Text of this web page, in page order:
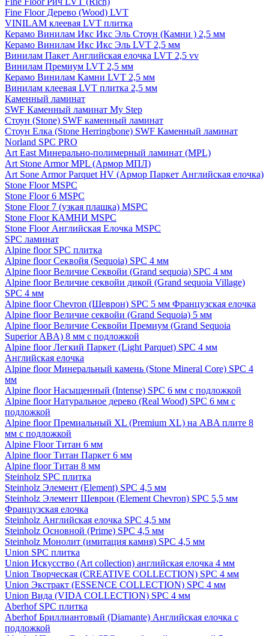
Fine Floor Дерево (Wood) LVT
VINILAM клеевая LVT плитка
Керамо Винилам Икс Икс Эль Стоун (Камни ) 2,5 мм
Керамо Винилам Икс Икс Эль LVT 2,5 мм
Винилам Пакет Английская елочка LVT 2,5 vv
Винилам Премиум LVT 2,5 мм
Керамо Винилам Камни LVT 2,5 мм
Винилам клеевая LVT плитка 2,5 мм
Каменный ламинат
SWF Каменный ламинат My Step
Стоун (Stone) SWF каменный ламинат
Стоун Елка (Stone Herringbone) SWF Каменный ламинат
Norland SPC PRO
Art East Минерально-полимерный ламинат (MPL)
Art Stone Armor MPL (Армор МПЛ)
Art Sone Armor Parquet HV (Армор Паркет Английская елочка)
Stone Floor MSPC
Stone Floor 6 MSPC
Stone Floor 7 (узкая плашка) MSPC
Stone Floor КАМНИ MSPC
Stone Floor Английская Елочка MSPC
SPC ламинат
Alpine floor SPC плитка
Alpine floor Секвойя (Sequoia) SPC 4 мм
Alpine floor Величие Секвойи (Grand sequoia) SPC 4 мм
Alpine floor Величие секвойи дикой (Grand sequoia Village)
SPC 4 мм
Alpine floor Chevron (Шеврон) SPC 5 мм Французская елочка
Alpine floor Величие секвойи (Grand Sequoia) 5 мм
Alpine floor Величие Секвойи Премиум (Grand Sequoia
Superior ABA) 8 мм с подложкой
Alpine floor Легкий Паркет (Light Parquet) SPC 4 мм
Английская елочка
Alpine floor Минеральный камень (Stone Mineral Core) SPC 4
мм
Alpine floor Насыщенный (Intense) SPC 6 мм с подложкой
Alpine floor Натуральное дерево (Real Wood) SPC 6 мм с
подложкой
Alpine floor Премиальный XL (Premium XL) на ABA плите 8
мм с подложкой
Alpine Floor Титан 6 мм
Alpine floor Титан Паркет 6 мм
Alpine floor Титан 8 мм
Steinholz SPC плитка
Steinholz Элемент (Element) SPC 4,5 мм
Steinholz Элемент Шеврон (Element Chevron) SPC 5,5 мм
Французская елочка
Steinholz Английская елочка SPC 4,5 мм
Steinholz Основной (Prime) SPC 4,5 мм
Steinholz Монолит (имитация камня) SPC 4,5 мм
Union SPC плитка
Union Искусство (Art collection) английская елочка 4 мм
Union Творческая (CREATIVE COLLECTION) SPC 4 мм
Union Экстракт (ESSENCE COLLECTION) SPC 4 мм
Union Вида (VIDA COLLECTION) SPC 4 мм
Aberhof SPC плитка
Aberhof Бриллиантовый (Diamante) Английская елочка с
подложкой